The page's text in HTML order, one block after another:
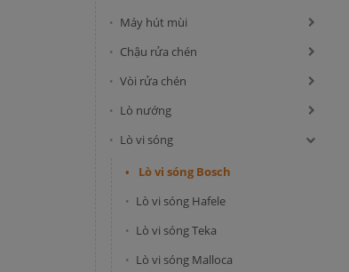
Máy hút mùi
Chậu rửa chén
Vòi rửa chén
Lò nướng
Lò vi sóng
Lò vi sóng Bosch
Lò vi sóng Hafele
Lò vi sóng Teka
Lò vi sóng Malloca